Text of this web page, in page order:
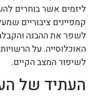
ליזמים אשר בוחרים
קמפיינים ציבוריים
לשפר את ההבנה
האוכלוסייה. על
לשיפור המצב הקיים.
העתיד של